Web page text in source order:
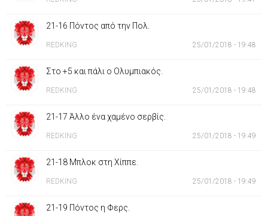
21-16 Πόντος από την Πολ.
REDKING 25/01/2018 - 19:48
Στο +5 και πάλι ο Ολυμπιακός.
REDKING 25/01/2018 - 19:48
21-17 Άλλο ένα χαμένο σερβίς.
REDKING 25/01/2018 - 19:49
21-18 Μπλοκ στη Χίππε.
REDKING 25/01/2018 - 19:49
21-19 Πόντος η Φερς.